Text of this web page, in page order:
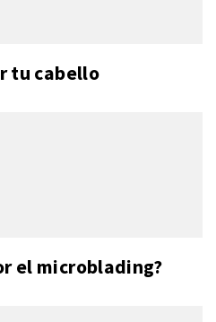
tu cabello
el microblading?